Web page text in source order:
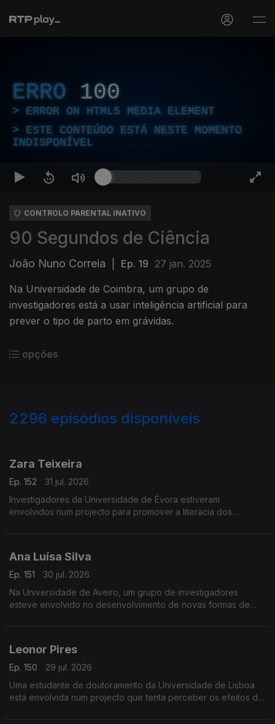
ERRO 100
ERROR ON HTML5 MEDIA ELEMENT
ESTE CONTEÚDO ESTÁ NESTE MOMENTO
INDISPONÍVEL
CONTROLO PARENTAL INATIVO
90 Segundos de Ciência
João Nuno Correia Ep. 19 27 jan. 2025
Na Universidade de Coimbra, um grupo de
investigadores está a usar inteligência artificial para
prever o tipo de parto em grávidas.
opções
2296 episódios disponíveis
Zara Teixeira
Ep. 152
31 jul. 2026
Investigadores da Universidade de Évora estiveram
envolvidos num projecto para promover a literacia dos
Ana Luísa Silva
Ep. 151
30 jul. 2026
Na Universidade de Aveiro, um grupo de investigadores
esteve envolvido no desenvolvimento de novas formas de
Leonor Pires
Ep. 150
29 jul. 2026
Uma estudante de doutoramento da Universidade de Lisboa
está envolvida num projecto que tenta perceber os efeitos da